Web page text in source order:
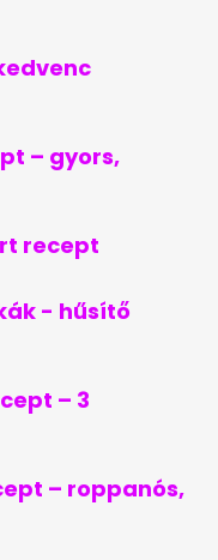
– gyors,
recept
- hűsítő
– 3
– roppanós,